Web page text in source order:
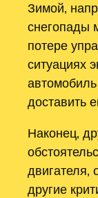
Зимой‚
снегопады
потере
ситуациях
доставить
Наконец‚
двигателя‚
другие